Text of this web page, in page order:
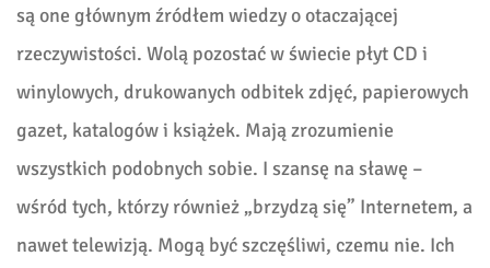
są one głównym źródłem wiedzy o otaczającej
rzeczywistości. Wolą pozostać w świecie płyt CD i
winylowych, drukowanych odbitek zdjęć, papierowych
gazet, katalogów i książek. Mają zrozumienie
wszystkich podobnych sobie. I szansę na sławę –
wśród tych, którzy również „brzydzą się” Internetem, a
nawet telewizją. Mogą być szczęśliwi, czemu nie. Ich